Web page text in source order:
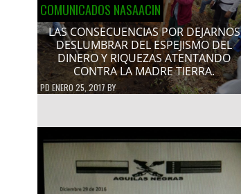
COMUNICADOS NASAACIN
LAS CONSECUENCIAS POR DEJARNOS
DESLUMBRAR DEL ESPEJISMO DEL
DINERO Y RIQUEZAS ATENTANDO
CONTRA LA MADRE TIERRA.
PDENERO 25, 2017 BY